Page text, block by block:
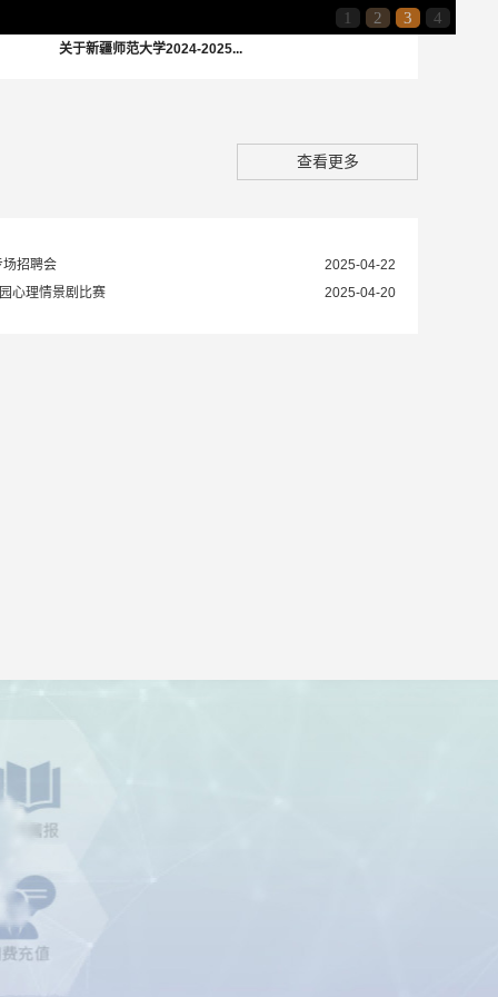
1 2 3 4
关于新疆师范大学2024-2025...
查看更多
招聘会
2025-04-22
心理情景剧比赛
2025-04-20